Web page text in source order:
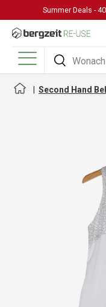
DIREKT ZUM
Summer Deals -
Suchen
Suchen
Menü
Second Hand